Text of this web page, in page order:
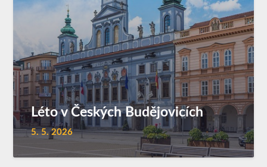
Léto v Českých Budějovicích
5. 5. 2026